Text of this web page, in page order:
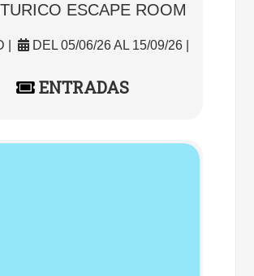
ESCAPE ROOM
| DEL 05/06/26 AL 15/09/26 |
ENTRADAS